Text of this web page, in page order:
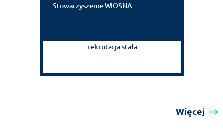
Stowarzyszenie WIOSNA
rekrutacja stała
Więcej